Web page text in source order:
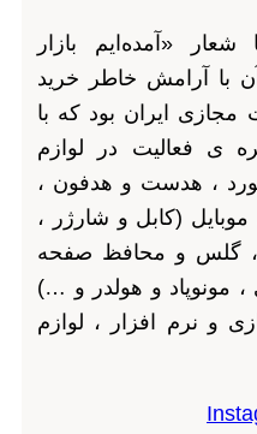
«آمده‌ایم بازار
آرامش خاطر خرید
ایران بود که با
فعالیت در لوازم
، هدست و هدفون ،
(کابل و شارژر ،
و محافظ صفحه
و هولدر و …)
نرم افزار ، لوازم